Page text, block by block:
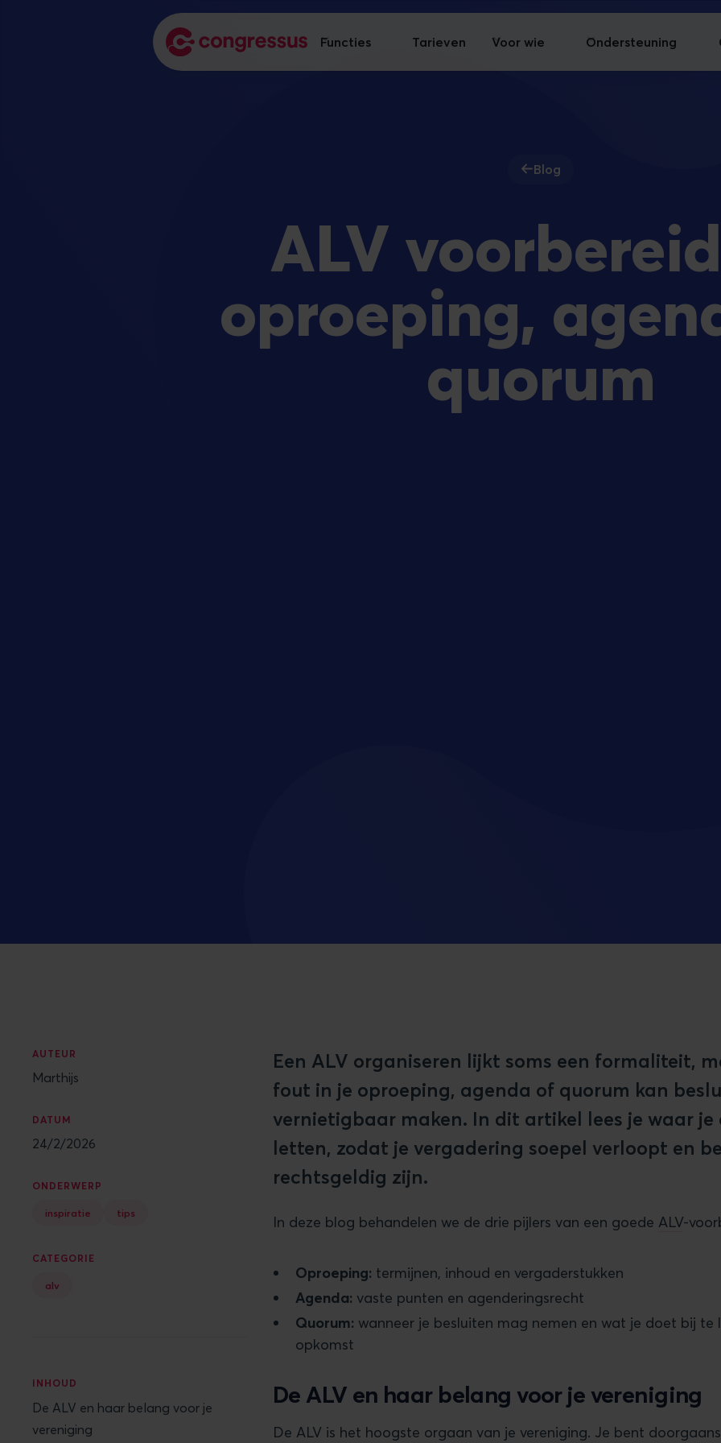
Functies Tarieven Voor wie Ondersteuning
Blog
ALV
oproeping,
quorum
AUTEUR
Marthijs
DATUM
24/2/2026
ONDERWERP
inspiratie tips
CATEGORIE
alv
INHOUD
De ALV en haar belang voor je
vereniging
Een ALV organiseren lijkt soms een formaliteit,
fout in je oproeping, agenda of quorum kan
vernietigbaar maken. In dit artikel lees je waar je
letten, zodat je vergadering soepel verloopt en
rechtsgeldig zijn.
In deze blog behandelen we de drie pijlers van een goede ALV-
Oproeping: termijnen, inhoud en vergaderstukken
Agenda: vaste punten en agenderingsrecht
Quorum: wanneer je besluiten mag nemen en wat je doet bij te
opkomst
De ALV en haar belang voor je vereniging
De ALV is het hoogste orgaan van je vereniging. Je bent